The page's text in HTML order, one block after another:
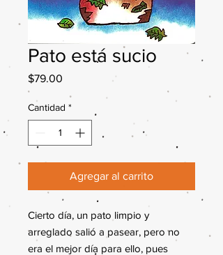
Pato está sucio
$79.00
Cantidad *
Agregar al carrito
Cierto día, un pato limpio y
arreglado salió a pasear, pero no
era el mejor día para ello, pues